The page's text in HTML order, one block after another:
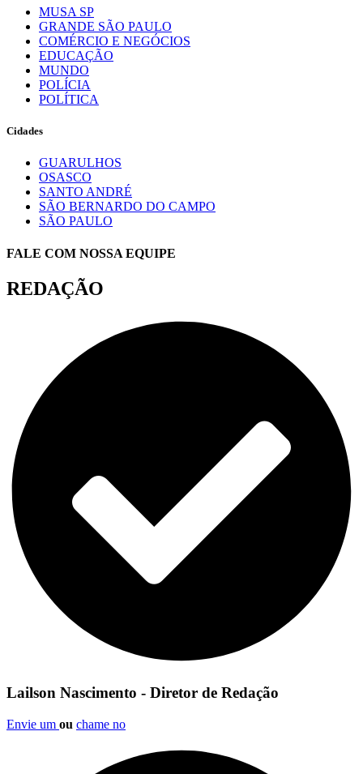
MUSA SP
GRANDE SÃO PAULO
COMÉRCIO E NEGÓCIOS
EDUCAÇÃO
MUNDO
POLÍCIA
POLÍTICA
Cidades
GUARULHOS
OSASCO
SANTO ANDRÉ
SÃO BERNARDO DO CAMPO
SÃO PAULO
FALE COM NOSSA EQUIPE
REDAÇÃO
Lailson Nascimento - Diretor de Redação
Envie um ou chame no